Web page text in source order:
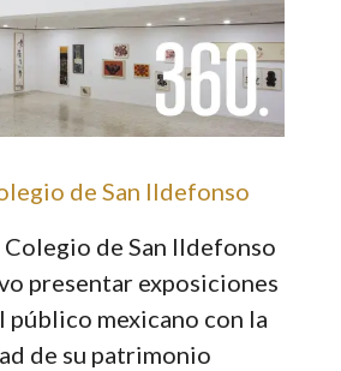
de San Ildefonso
de San Ildefonso
presentar exposiciones
mexicano con la
de su patrimonio